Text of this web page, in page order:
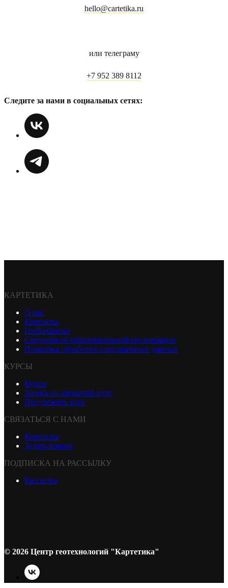
hello@cartetika.ru
или телеграму
+7 952 389 8112
Следите за нами в социальных сетях:
КАРТЕТИКА
О нас
Контакты
ГеоВакансии
Сведения об образовательной организации
Политика обработки персональных данных
КУРСЫ
Курсы
Запись на закрытый курс
Предложить курс
СВЯЗАТЬСЯ С НАМИ
Контакты
Задать вопрос
ПОДПИСКА НА РАССЫЛКУ
Рассылка
© 2026 Центр геотехнологий "Картетика"